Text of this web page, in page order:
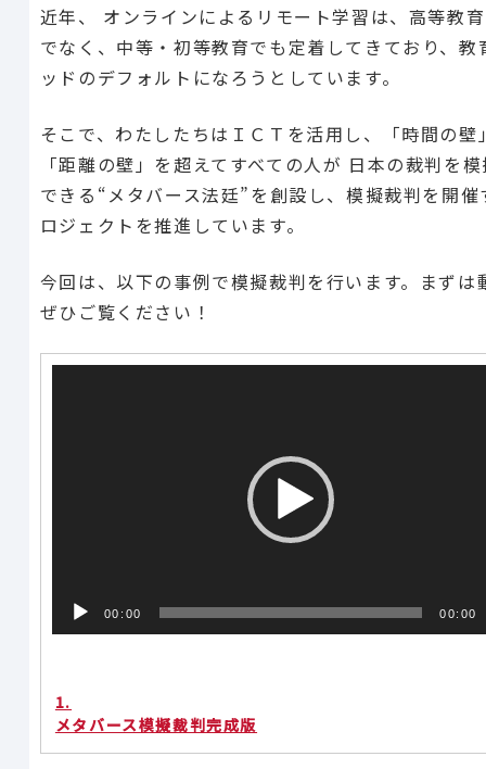
近年、 オンラインによるリモート学習は、高等教
でなく、中等・初等教育でも定着してきており、教
ッドのデフォルトになろうとしています。
そこで、わたしたちはＩＣＴを活用し、「時間の壁
「距離の壁」を超えてすべての人が 日本の裁判を
できる“メタバース法廷”を創設し、模擬裁判を開催
ロジェクトを推進しています。
今回は、以下の事例で模擬裁判を行います。まずは
ぜひご覧ください！
00:00 00:00
1.
メタバース模擬裁判完成版